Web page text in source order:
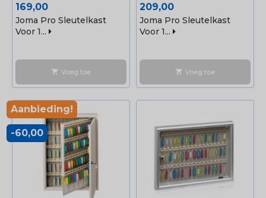
Prijs
169,00
Joma Pro Sleutelkast
Voor 1...
shopping_cart Voeg toe
Prijs
209,00
Joma Pro Sleutelkast
Voor 1...
shopping_cart Voeg toe
Aanbieding!
-60,00